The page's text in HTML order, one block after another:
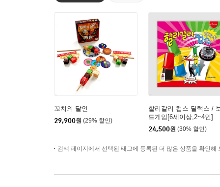
꼬치의 달인
29,900원 (29% 할인)
할리갈리 컵스 딜럭스 /
드게임[6세이상,2~4인]
24,500원 (30% 할인)
검색 페이지에서 선택된 태그에 등록된 더 많은 상품을 확인해